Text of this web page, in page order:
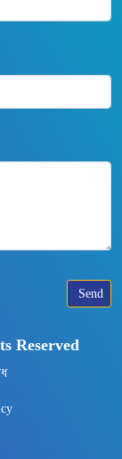
Send
Reserved